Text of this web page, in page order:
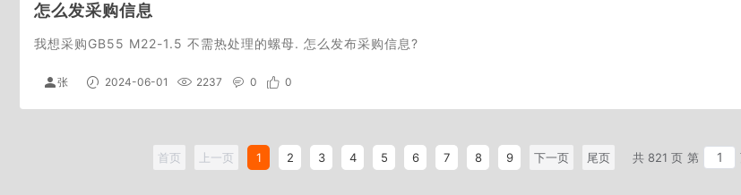
怎么发采购信息
我想采购GB55 M22-1.5 不需热处理的螺母. 怎么发布采购信息?
张 2024-06-01 2237 0 0
首页 上一页 1 2 3 4 5 6 7 8 9 下一页 尾页 共 821 页 第